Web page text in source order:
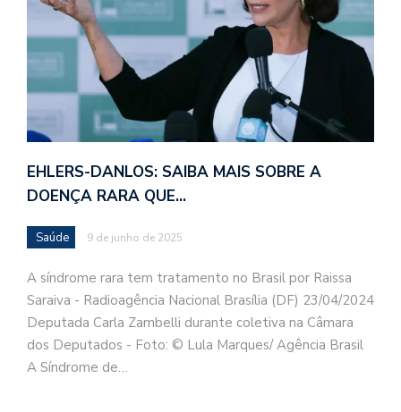
EHLERS-DANLOS: SAIBA MAIS SOBRE A
DOENÇA RARA QUE…
Saúde 9 de junho de 2025
A síndrome rara tem tratamento no Brasil por Raissa
Saraiva - Radioagência Nacional Brasília (DF) 23/04/2024
Deputada Carla Zambelli durante coletiva na Câmara
dos Deputados - Foto: © Lula Marques/ Agência Brasil
A Síndrome de…